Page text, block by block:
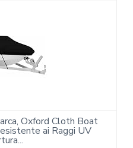
Oxford Cloth Boat
ai Raggi UV